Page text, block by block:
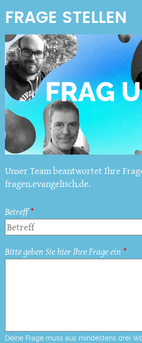
Unser Team beantwortet Ihre
fragen.evangelisch.de.
Betreff
Bitte geben Sie hier Ihre Frage ein
Deine Frage muss aus mindestens drei